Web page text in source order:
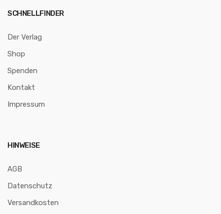
SCHNELLFINDER
Der Verlag
Shop
Spenden
Kontakt
Impressum
HINWEISE
AGB
Datenschutz
Versandkosten